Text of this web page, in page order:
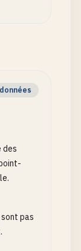
des
pas